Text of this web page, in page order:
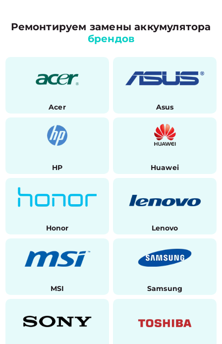
Ремонтируем замены аккумулятора
брендов
Acer Asus
HP Huawei
Honor Lenovo
MSI Samsung